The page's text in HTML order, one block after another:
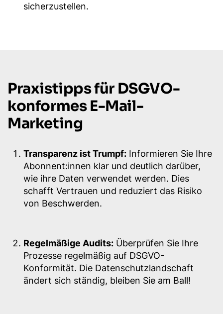
sicherzustellen.
Praxistipps für DSGVO-
konformes E-Mail-
Marketing
Transparenz ist Trumpf: Informieren Sie Ihre
Abonnent:innen klar und deutlich darüber,
wie ihre Daten verwendet werden. Dies
schafft Vertrauen und reduziert das Risiko
von Beschwerden.
Regelmäßige Audits: Überprüfen Sie Ihre
Prozesse regelmäßig auf DSGVO-
Konformität. Die Datenschutzlandschaft
ändert sich ständig, bleiben Sie am Ball!